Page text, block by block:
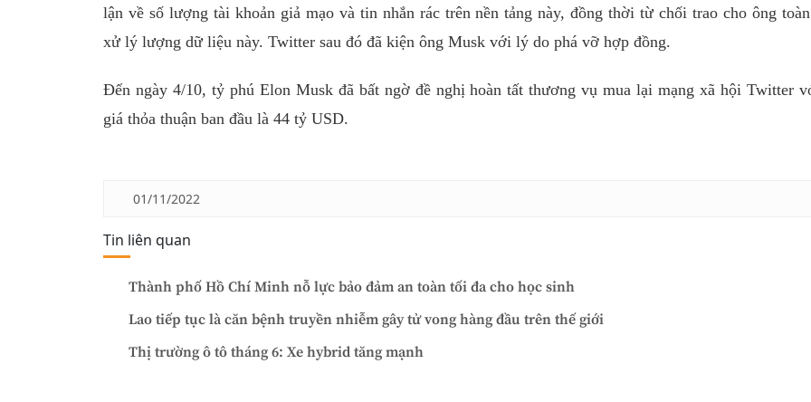
lận về số lượng tài khoản giả mạo và tin nhắn rác trên nền tảng này, đồng thời từ chối trao cho ông
xử lý lượng dữ liệu này. Twitter sau đó đã kiện ông Musk với lý do phá vỡ hợp đồng.
Đến ngày 4/10, tỷ phú Elon Musk đã bất ngờ đề nghị hoàn tất thương vụ mua lại mạng xã hội Twitter
giá thỏa thuận ban đầu là 44 tỷ USD.
01/11/2022
Tin liên quan
Thành phố Hồ Chí Minh nỗ lực bảo đảm an toàn tối đa cho học sinh
Lao tiếp tục là căn bệnh truyền nhiễm gây tử vong hàng đầu trên thế giới
Thị trường ô tô tháng 6: Xe hybrid tăng mạnh